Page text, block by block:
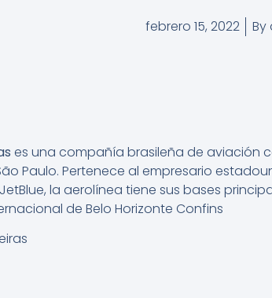
febrero 15, 2022 By
es una compañía brasileña de aviación
Paulo. Pertenece al empresario
la aerolínea tiene sus bases
de Belo Horizonte Confins